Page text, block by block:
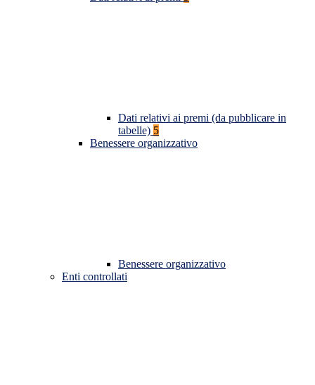
Dati relativi ai premi (da pubblicare in
tabelle) 5
Benessere organizzativo
Benessere organizzativo
Enti controllati